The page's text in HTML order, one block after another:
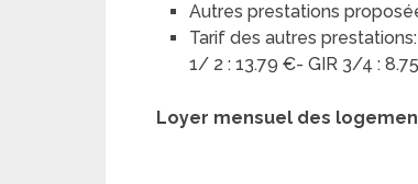
Autres prestations
Tarif des autres
1/ 2 : 13.79 €- GIR 3/4 :
Loyer mensuel des